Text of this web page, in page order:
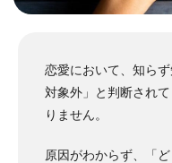
恋愛において、知ら
対象外」と判断され
りません。
原因がわからず、「